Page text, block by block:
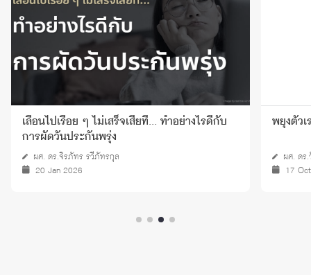
เลื่อนไปเรื่อย ๆ ไม่เสร็จเสียที... ทำอย่างไรดีกับ
การผัดวันประกันพรุ่ง
ผศ. ดร.จิรภัทร รวีภัทรกุล
20 Jan 2026
พยุงตัวเ
ผศ. ด
17